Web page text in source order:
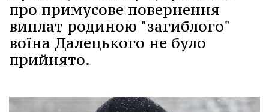
про примусове повернення
виплат родиною "загиблого"
воїна Далецького не було
прийнято.